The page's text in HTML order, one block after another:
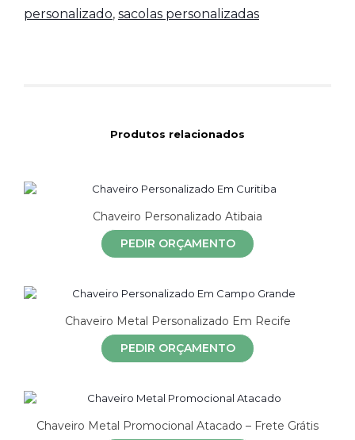
personalizado, sacolas personalizadas
Produtos relacionados
Chaveiro Personalizado Atibaia
PEDIR ORÇAMENTO
Chaveiro Metal Personalizado Em Recife
PEDIR ORÇAMENTO
Chaveiro Metal Promocional Atacado – Frete Grátis